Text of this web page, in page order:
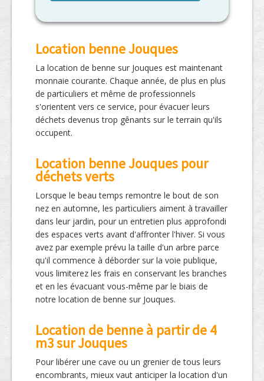
Location benne Jouques
La location de benne sur Jouques est maintenant
monnaie courante. Chaque année, de plus en plus
de particuliers et même de professionnels
s'orientent vers ce service, pour évacuer leurs
déchets devenus trop gênants sur le terrain qu'ils
occupent.
Location benne Jouques pour
déchets verts
Lorsque le beau temps remontre le bout de son
nez en automne, les particuliers aiment à travailler
dans leur jardin, pour un entretien plus approfondi
des espaces verts avant d'affronter l'hiver. Si vous
avez par exemple prévu la taille d'un arbre parce
qu'il commence à déborder sur la voie publique,
vous limiterez les frais en conservant les branches
et en les évacuant vous-même par le biais de
notre location de benne sur Jouques.
Location de benne à partir de 4
m3 sur Jouques
Pour libérer une cave ou un grenier de tous leurs
encombrants, mieux vaut anticiper la location d'un